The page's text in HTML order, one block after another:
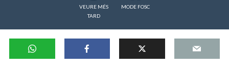
VEURE MÉS
TARD
MODE FOSC